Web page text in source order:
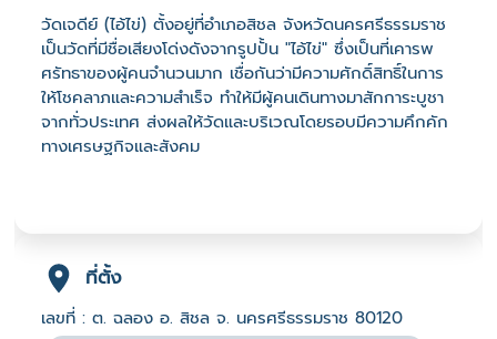
วัดเจดีย์ (ไอ้ไข่) ตั้งอยู่ที่อำเภอสิชล จังหวัดนครศรีธรรมราช
เป็นวัดที่มีชื่อเสียงโด่งดังจากรูปปั้น "ไอ้ไข่" ซึ่งเป็นที่เคารพ
ศรัทธาของผู้คนจำนวนมาก เชื่อกันว่ามีความศักดิ์สิทธิ์ในการ
ให้โชคลาภและความสำเร็จ ทำให้มีผู้คนเดินทางมาสักการะบูชา
จากทั่วประเทศ ส่งผลให้วัดและบริเวณโดยรอบมีความคึกคัก
ทางเศรษฐกิจและสังคม
ที่ตั้ง
เลขที่ : ต. ฉลอง อ. สิชล จ. นครศรีธรรมราช 80120